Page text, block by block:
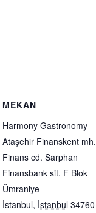
MEKAN
Harmony Gastronomy
Ataşehir Finanskent mh.
Finans cd. Sarphan
Finansbank sit. F Blok
Ümraniye
İstanbul, İstanbul 34760